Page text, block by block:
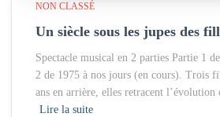
NON CLASSÉ
Un siècle sous les jupes des
Spectacle musical en 2 parties Partie 1
2 de 1975 à nos jours (en cours). Trois
ans en arrière, elles retracent l’évolution
Lire la suite